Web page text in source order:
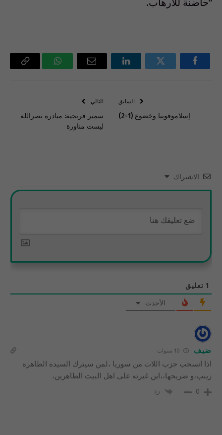
فيسبوك تويتر لينكدإن
البريد
واتساب Copy
السابق
إسلاموفوبيا وخضوع (1-2)
التالي
سمير فرنجية: مبادرة نصرالله
ليست مناورة
الاشتراك
1 تعليق
الأحدث
ضيف
اذا انسحب حزب اللات من سوريا ،لمن سيترك السيده الطاهره
زينب،و ضريحها،،اين غيرته على اهل البيت الطاهرين،
0 رد